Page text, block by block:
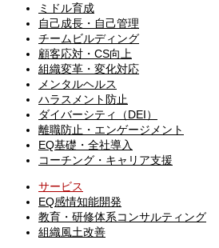
ミドル育成
自己成長・自己管理
チームビルディング
顧客応対・CS向上
組織変革・変化対応
メンタルヘルス
ハラスメント防止
ダイバーシティ（DEI）
離職防止・エンゲージメント
EQ基礎・全社導入
コーチング・キャリア支援
サービス
EQ感情知能開発
教育・研修体系コンサルティング
組織風土改善